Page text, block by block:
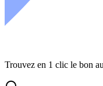
Trouvez en 1 clic le bon